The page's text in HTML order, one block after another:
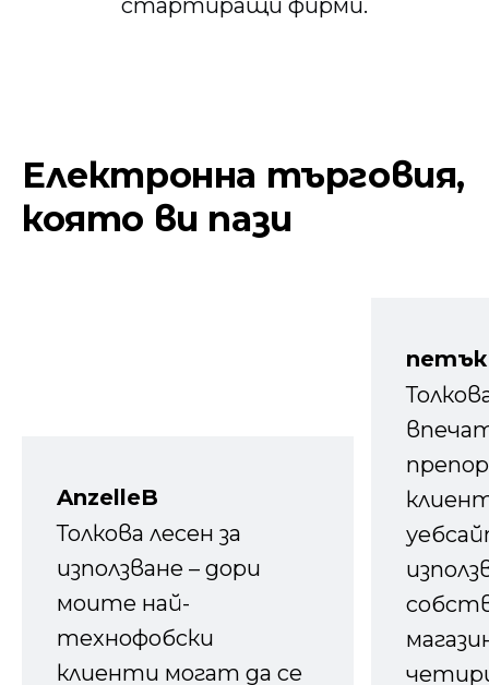
Електронна търговия,
която ви пази
AnzelleB
Толкова лесен за
използване – дори
моите най-
технофобски
клиенти могат да се